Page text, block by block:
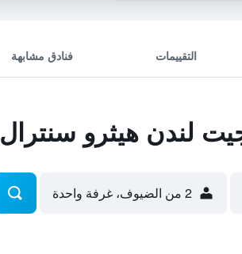
التقييمات فنادق مشابهة
لندن هيثرو سنترال
2 من الضيوف، غرفة واحدة